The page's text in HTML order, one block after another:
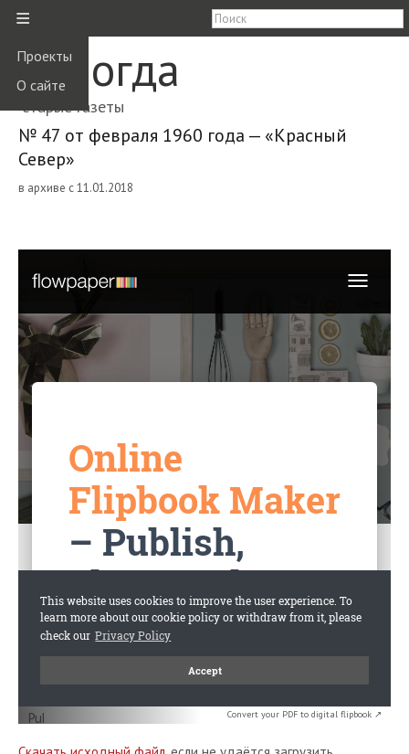
≡
Проекты
О сайте
Вологда
старые газеты
№ 47 от февраля 1960 года — «Красный
Север»
в архиве с 11.01.2018
Convert your PDF to digital flipbook ↗